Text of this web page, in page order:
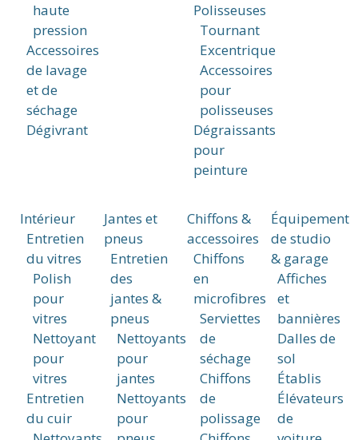
haute
pression
Accessoires
de lavage
et de
séchage
Dégivrant
Polisseuses
Tournant
Excentrique
Accessoires
pour
polisseuses
Dégraissants
pour
peinture
Intérieur
Entretien
du vitres
Polish
pour
vitres
Nettoyant
pour
vitres
Entretien
du cuir
Jantes et
pneus
Entretien
des
jantes &
pneus
Nettoyants
pour
jantes
Nettoyants
pour
Chiffons &
accessoires
Chiffons
en
microfibres
Serviettes
de
séchage
Chiffons
de
polissage
Équipement
de studio
& garage
Affiches
et
bannières
Dalles de
sol
Établis
Élévateurs
de